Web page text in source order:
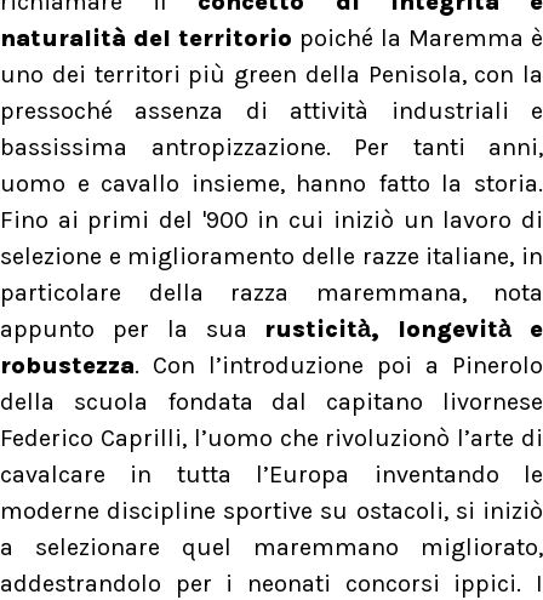
naturalità del territorio poiché la Maremma è
uno dei territori più green della Penisola, con la
pressoché assenza di attività industriali e
bassissima antropizzazione. Per tanti anni,
uomo e cavallo insieme, hanno fatto la storia.
Fino ai primi del '900 in cui iniziò un lavoro di
selezione e miglioramento delle razze italiane, in
particolare della razza maremmana, nota
appunto per la sua rusticità̀, longevità̀ e
robustezza. Con l’introduzione poi a Pinerolo
della scuola fondata dal capitano livornese
Federico Caprilli, l’uomo che rivoluzionò l’arte di
cavalcare in tutta l’Europa inventando le
moderne discipline sportive su ostacoli, si iniziò
a selezionare quel maremmano migliorato,
addestrandolo per i neonati concorsi ippici. I